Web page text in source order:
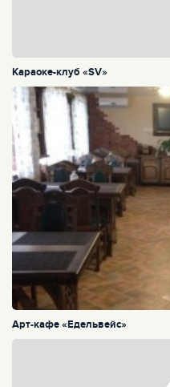
Караоке-клуб «SV»
Арт-кафе «Едельвейс»